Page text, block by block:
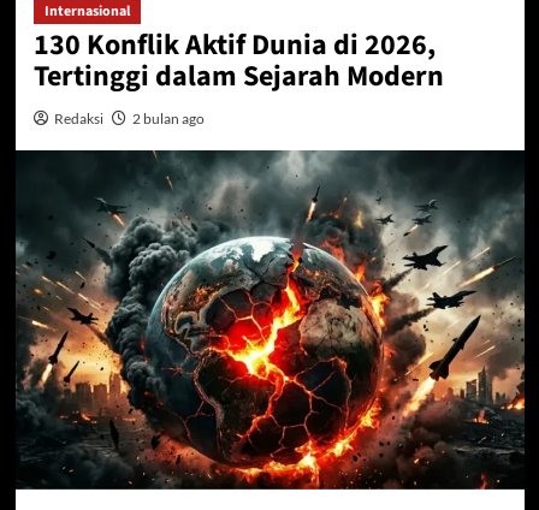
Internasional
130 Konflik Aktif Dunia di 2026,
Tertinggi dalam Sejarah Modern
Redaksi 2 bulan ago